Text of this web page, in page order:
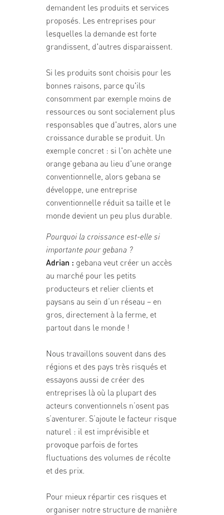
demandent les produits et services
proposés. Les entreprises pour
lesquelles la demande est forte
grandissent, d'autres disparaissent.
Si les produits sont choisis pour les
bonnes raisons, parce qu'ils
consomment par exemple moins de
ressources ou sont socialement plus
responsables que d'autres, alors une
croissance durable se produit. Un
exemple concret : si l'on achète une
orange gebana au lieu d'une orange
conventionnelle, alors gebana se
développe, une entreprise
conventionnelle réduit sa taille et le
monde devient un peu plus durable.
Pourquoi la croissance est-elle si
importante pour gebana ?
Adrian : gebana veut créer un accès
au marché pour les petits
producteurs et relier clients et
paysans au sein d’un réseau – en
gros, directement à la ferme, et
partout dans le monde !
Nous travaillons souvent dans des
régions et des pays très risqués et
essayons aussi de créer des
entreprises là où la plupart des
acteurs conventionnels n’osent pas
s’aventurer. S’ajoute le facteur risque
naturel : il est imprévisible et
provoque parfois de fortes
fluctuations des volumes de récolte
et des prix.
Pour mieux répartir ces risques et
organiser notre structure de manière